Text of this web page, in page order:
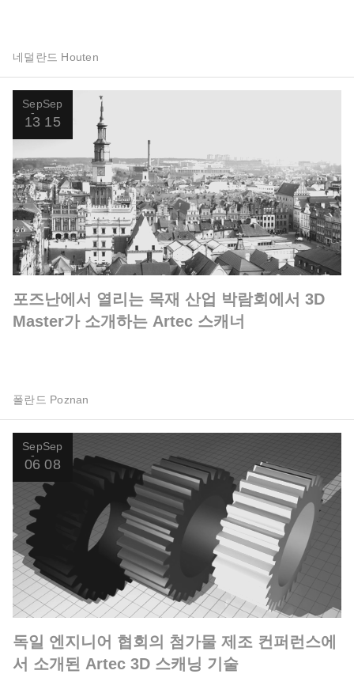
네덜란드 Houten
Sep
13
Sep
15
포즈난에서 열리는 목재 산업 박람회에서 3D
Master가 소개하는 Artec 스캐너
폴란드 Poznan
Sep
06
Sep
08
독일 엔지니어 협회의 첨가물 제조 컨퍼런스에
서 소개된 Artec 3D 스캐닝 기술